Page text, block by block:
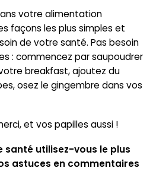
votre alimentation
façons les plus simples et
de votre santé. Pas besoin
: commencez par saupoudrer
breakfast, ajoutez du
osez le gingembre dans vos
et vos papilles aussi !
santé utilisez-vous le plus
astuces en commentaires